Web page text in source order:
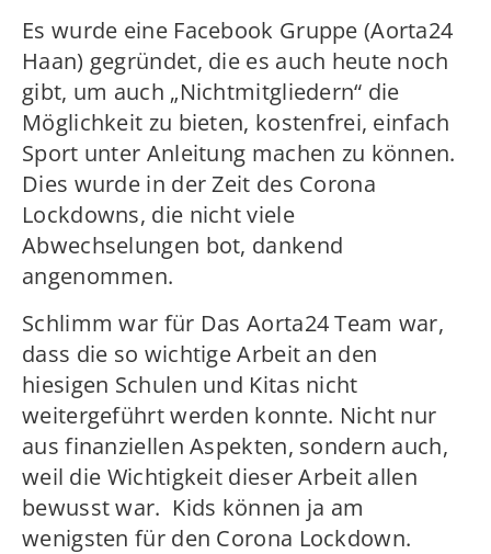
Es wurde eine Facebook Gruppe (Aorta24
Haan) gegründet, die es auch heute noch
gibt, um auch „Nichtmitgliedern“ die
Möglichkeit zu bieten, kostenfrei, einfach
Sport unter Anleitung machen zu können.
Dies wurde in der Zeit des Corona
Lockdowns, die nicht viele
Abwechselungen bot, dankend
angenommen.
Schlimm war für Das Aorta24 Team war,
dass die so wichtige Arbeit an den
hiesigen Schulen und Kitas nicht
weitergeführt werden konnte. Nicht nur
aus finanziellen Aspekten, sondern auch,
weil die Wichtigkeit dieser Arbeit allen
bewusst war. Kids können ja am
wenigsten für den Corona Lockdown.